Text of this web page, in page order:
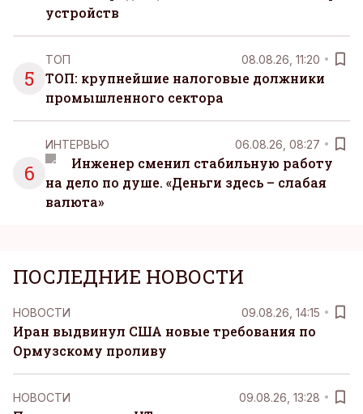
устройств
5
ТОП 08.08.26, 11:20
ТОП: крупнейшие налоговые должники
промышленного сектора
6
ИНТЕРВЬЮ 06.08.26, 08:27
Инженер сменил стабильную работу
на дело по душе. «Деньги здесь – слабая
валюта»
ПОСЛЕДНИЕ НОВОСТИ
НОВОСТИ 09.08.26, 14:15
Иран выдвинул США новые требования по
Ормузскому проливу
НОВОСТИ 09.08.26, 13:28